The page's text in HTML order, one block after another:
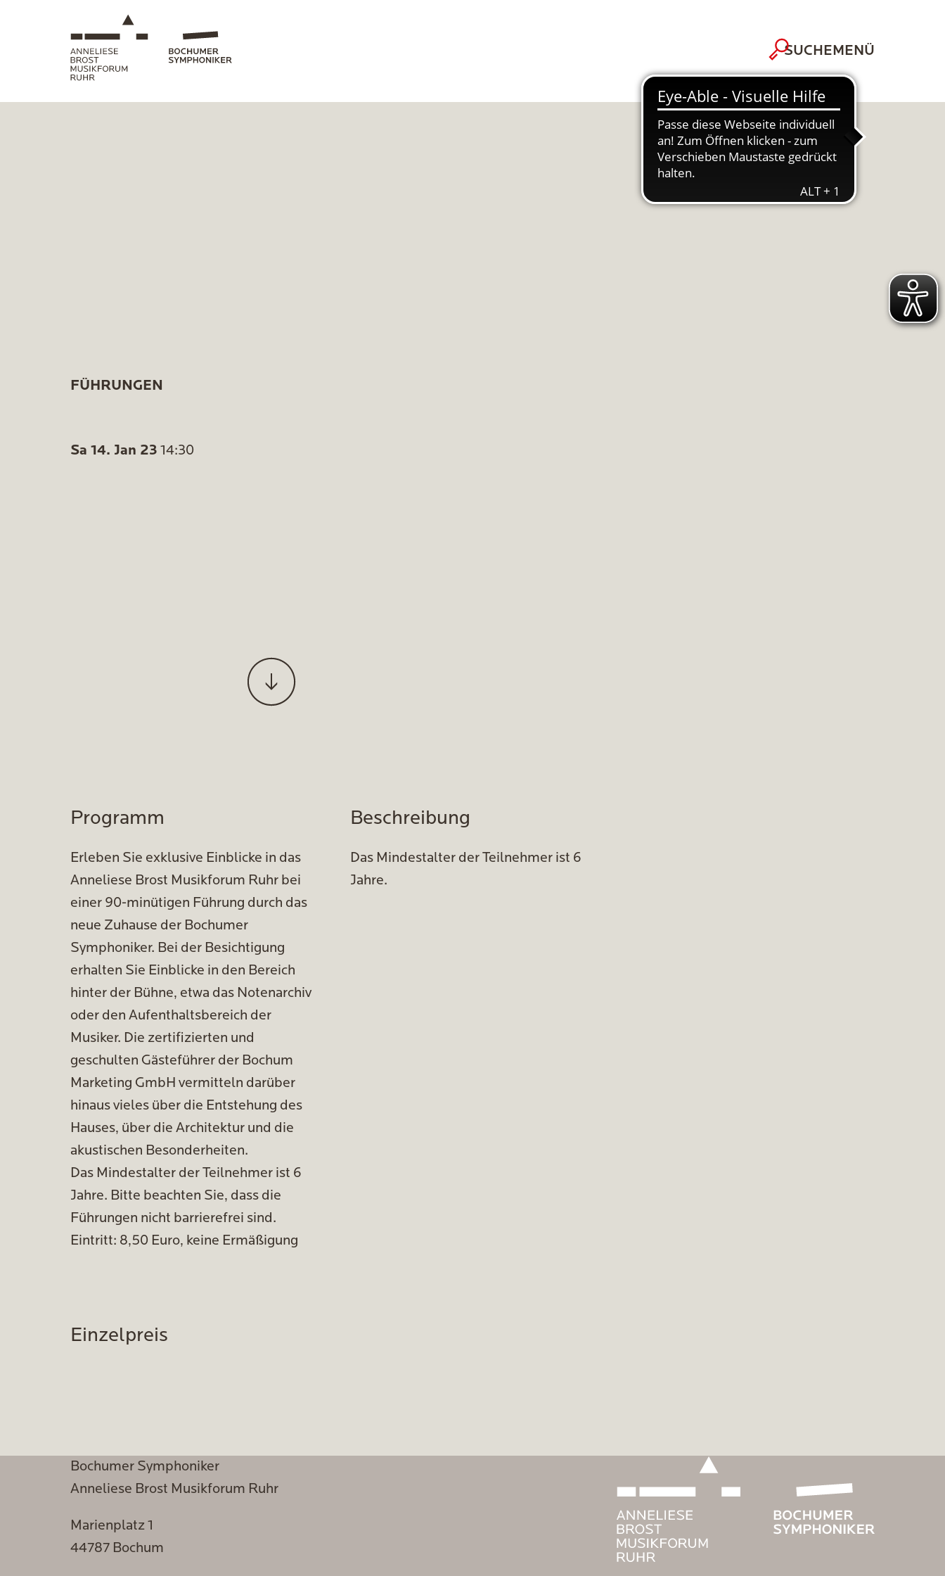
SUCHE MENÜ
FÜHRUNGEN
Sa 14. Jan 23 14:30
Programm
Erleben Sie exklusive Einblicke in das
Anneliese Brost Musikforum Ruhr bei
einer 90-minütigen Führung durch das
neue Zuhause der Bochumer
Symphoniker. Bei der Besichtigung
erhalten Sie Einblicke in den Bereich
hinter der Bühne, etwa das Notenarchiv
oder den Aufenthaltsbereich der
Musiker. Die zertifizierten und
geschulten Gästeführer der Bochum
Marketing GmbH vermitteln darüber
hinaus vieles über die Entstehung des
Hauses, über die Architektur und die
akustischen Besonderheiten.
Das Mindestalter der Teilnehmer ist 6
Jahre. Bitte beachten Sie, dass die
Führungen nicht barrierefrei sind.
Eintritt: 8,50 Euro, keine Ermäßigung
Beschreibung
Das Mindestalter der Teilnehmer ist 6
Jahre.
Einzelpreis
Bochumer Symphoniker
Anneliese Brost Musikforum Ruhr
Marienplatz 1
44787 Bochum